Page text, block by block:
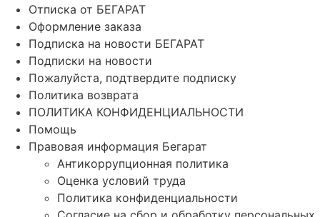
Отписка от БЕГАРАТ
Оформление заказа
Подписка на новости БЕГАРАТ
Подписки на новости
Пожалуйста, подтвердите подписку
Политика возврата
ПОЛИТИКА КОНФИДЕНЦИАЛЬНОСТИ
Помощь
Правовая информация Бегарат
Антикоррупционная политика
Оценка условий труда
Политика конфиденциальности